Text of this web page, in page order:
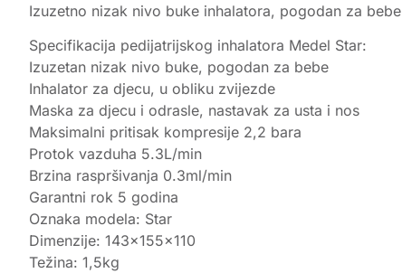
Izuzetno nizak nivo buke inhalatora, pogodan za bebe
Specifikacija pedijatrijskog inhalatora Medel Star:
Izuzetan nizak nivo buke, pogodan za bebe
Inhalator za djecu, u obliku zvijezde
Maska za djecu i odrasle, nastavak za usta i nos
Maksimalni pritisak kompresije 2,2 bara
Protok vazduha 5.3L/min
Brzina raspršivanja 0.3ml/min
Garantni rok 5 godina
Oznaka modela: Star
Dimenzije: 143x155x110
Težina: 1,5kg